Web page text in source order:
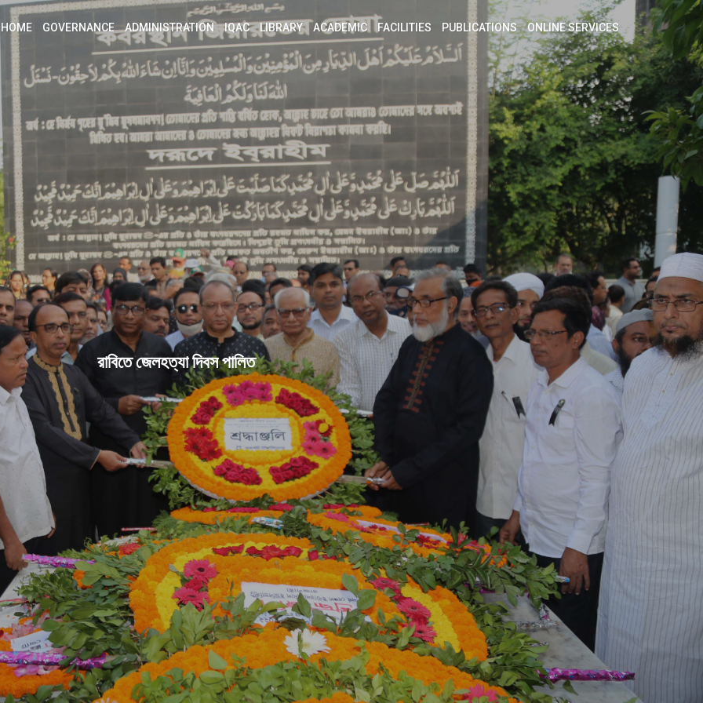
HOME GOVERNANCE ADMINISTRATION IQAC LIBRARY ACADEMIC FACILITIES PUBLICATIONS ONLINE SERVICES
রাবিতে জেলহত্যা দিবস পালিত